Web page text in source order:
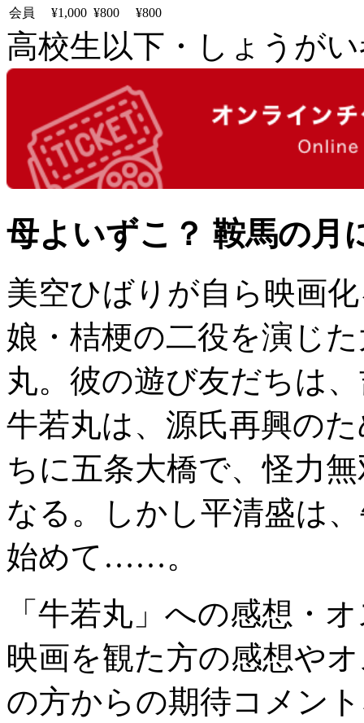
会員
¥1,000 ¥800 ¥800
高校生以下・しょうがい
母よいずこ？ 鞍馬の月
美空ひばりが自ら映画
娘・桔梗の二役を演じ
丸。彼の遊び友だちは
牛若丸は、源氏再興の
ちに五条大橋で、怪力
なる。しかし平清盛は
始めて……。
「牛若丸」への感想・
映画を観た方の感想や
の方からの期待コメン